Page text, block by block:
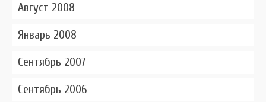
Август 2008
Январь 2008
Сентябрь 2007
Сентябрь 2006